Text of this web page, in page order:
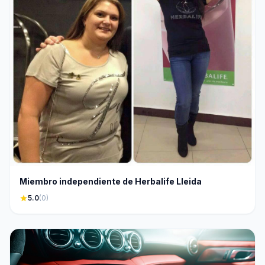
Miembro independiente de Herbalife Lleida
star5.0(0)